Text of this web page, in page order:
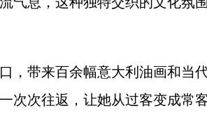
带来百余幅意大利油画和当
次次往返，让她从过客变成常